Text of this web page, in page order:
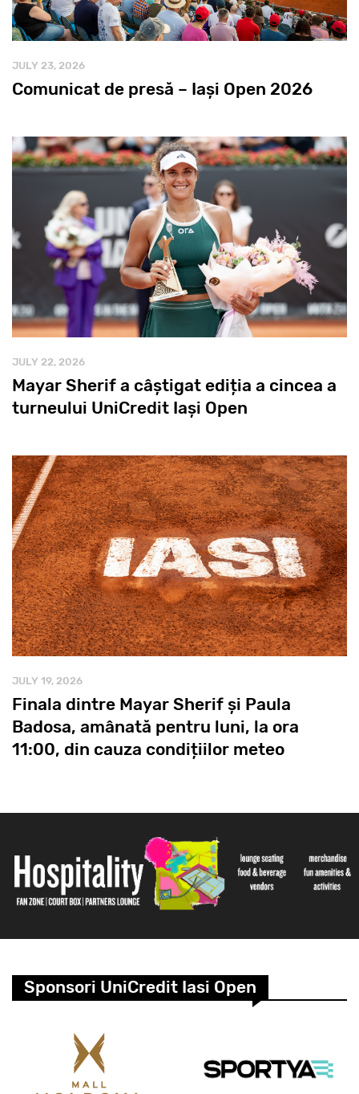
JULY 23, 2026
Comunicat de presă – Iași Open 2026
JULY 22, 2026
Mayar Sherif a câștigat ediția a cincea a
turneului UniCredit Iași Open
JULY 19, 2026
Finala dintre Mayar Sherif și Paula
Badosa, amânată pentru luni, la ora
11:00, din cauza condițiilor meteo
Sponsori UniCredit Iasi Open